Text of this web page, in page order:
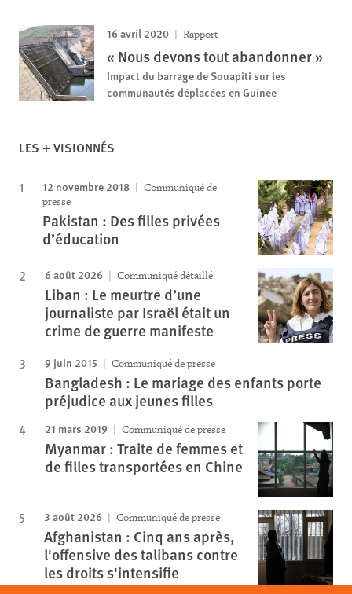
16 avril 2020 Rapport
« Nous devons tout abandonner »
Impact du barrage de Souapiti sur les
communautés déplacées en Guinée
LES + VISIONNÉS
12 novembre 2018
Communiqué de
presse
Pakistan : Des filles privées
d’éducation
6 août 2026 Communiqué détaillé
Liban : Le meurtre d’une
journaliste par Israël était un
crime de guerre manifeste
9 juin 2015 Communiqué de presse
Bangladesh : Le mariage des enfants porte
préjudice aux jeunes filles
21 mars 2019 Communiqué de presse
Myanmar : Traite de femmes et
de filles transportées en Chine
3 août 2026 Communiqué de presse
Afghanistan : Cinq ans après,
l'offensive des talibans contre
les droits s'intensifie